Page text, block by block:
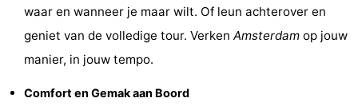
Uitkijkpunten
Attracties
Rondvaarten
-
waar en wanneer je maar wilt. Of leun achterover en
geniet van de volledige tour. Verken Amsterdam op jouw
manier, in jouw tempo.
Comfort en Gemak aan Boord